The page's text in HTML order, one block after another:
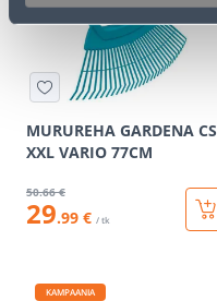
MURUREHA GARDENA CS
XXL VARIO 77CM
50.66 €
29.99 € / tk
KAMPAANIA